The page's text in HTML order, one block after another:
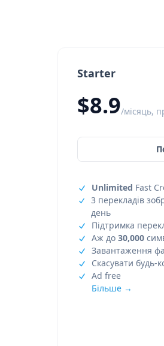
Starter
$8.9/місяць,
Unlimited Fast
3 перекладів
день
Підтримка
Аж до 30,000
Завантаження
Скасувати будь-
Ad free
Більше →